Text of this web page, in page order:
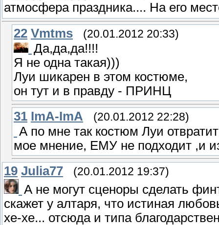
атмосфера праздника.... На его
22 Vmtms (20.01.2012 20:33)
Да,да,да!!!!
Я не одна такая)))
Луи шикарен в этом костюме,
он тут и в правду - ПРИНЦ
31 ImA-ImA (20.01.2012 22:28)
А по мне так костюм Луи
мое мнение, ЕМУ не подходит ,и
19 Julia77 (20.01.2012 19:37)
А не могут сценоры сделать
скажет у алтаря, что истиная
хе-хе... отсюда и типа